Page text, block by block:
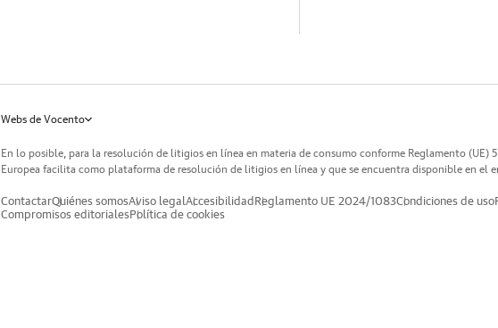
Webs de Vocento
En lo posible, para la resolución de litigios en línea en materia de consumo conforme Reglamento (UE)
Europea facilita como plataforma de resolución de litigios en línea y que se encuentra disponible en el
ContactarQuiénes somosAviso legal Accesibilidad Reglamento UE 2024/1083Condiciones de uso
Compromisos editorialesPolítica de cookies